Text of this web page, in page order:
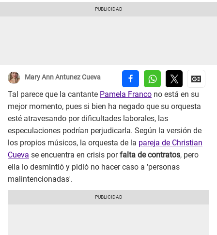
Mary Ann Antunez Cueva
Tal parece que la cantante Pamela Franco no está en su
mejor momento, pues si bien ha negado que su orquesta
esté atravesando por dificultades laborales, las
especulaciones podrían perjudicarla. Según la versión de
los propios músicos, la orquesta de la pareja de Christian
Cueva se encuentra en crisis porfalta de contratos, pero
ella lo desmintió y pidió no hacer caso a 'personas
malintencionadas'.